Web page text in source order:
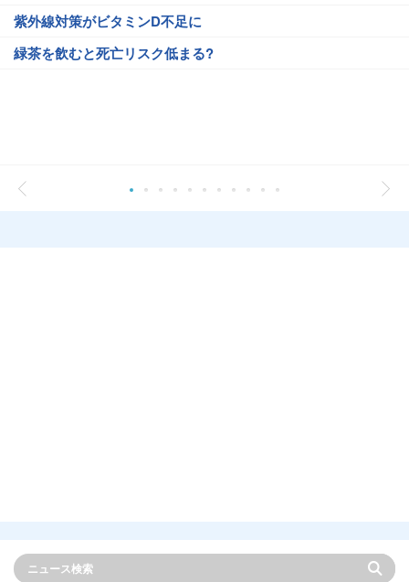
紫外線対策がビタミンD不足に
緑茶を飲むと死亡リスク低まる?